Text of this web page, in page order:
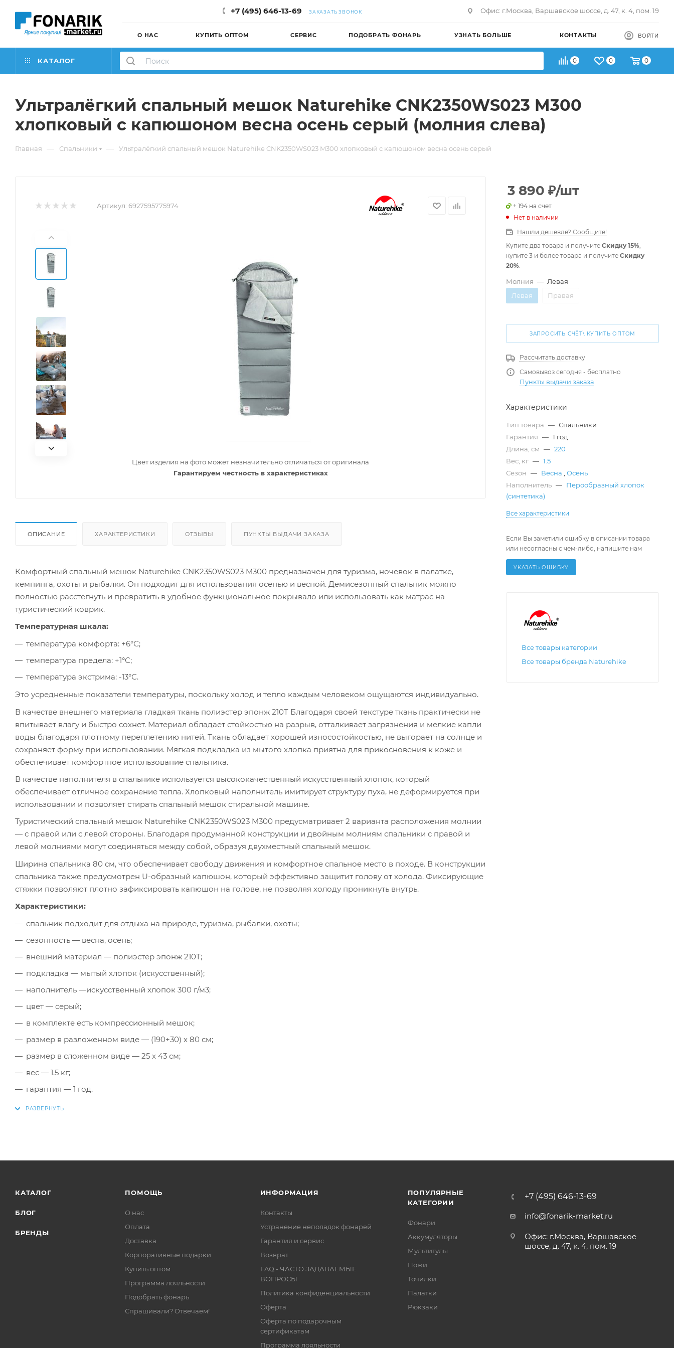
+7 (495) 646-13-69 ЗАКАЗАТЬ ЗВОНОК Офис: г.Москва, Варшавское шоссе, д. 47, к. 4, пом. 19
О НАС КУПИТЬ ОПТОМ СЕРВИС ПОДОБРАТЬ ФОНАРЬ УЗНАТЬ БОЛЬШЕ КОНТАКТЫ ВОЙТИ
КАТАЛОГ 0 0 0
Ультралёгкий спальный мешок Naturehike CNK2350WS023 M300
хлопковый с капюшоном весна осень серый (молния слева)
Главная — Спальники — Ультралёгкий спальный мешок Naturehike CNK2350WS023 M300 хлопковый с капюшоном весна осень серый
Артикул: 6927595775974
Цвет изделия на фото может незначительно отличаться от оригинала
Гарантируем честность в характеристиках
ОПИСАНИЕ ХАРАКТЕРИСТИКИ ОТЗЫВЫ ПУНКТЫ ВЫДАЧИ ЗАКАЗА
Комфортный спальный мешок Naturehike CNK2350WS023 M300 предназначен для туризма, ночевок в палатке,
кемпинга, охоты и рыбалки. Он подходит для использования осенью и весной. Демисезонный спальник можно
полностью расстегнуть и превратить в удобное функциональное покрывало или использовать как матрас на
туристический коврик.
Температурная шкала:
температура комфорта: +6°С;
температура предела: +1°С;
температура экстрима: -13°С.
Это усредненные показатели температуры, поскольку холод и тепло каждым человеком ощущаются индивидуально.
В качестве внешнего материала гладкая ткань полиэстер эпонж 210T Благодаря своей текстуре ткань практически не
впитывает влагу и быстро сохнет. Материал обладает стойкостью на разрыв, отталкивает загрязнения и мелкие капли
воды благодаря плотному переплетению нитей. Ткань обладает хорошей износостойкостью, не выгорает на солнце и
сохраняет форму при использовании. Мягкая подкладка из мытого хлопка приятна для прикосновения к коже и
обеспечивает комфортное использование спальника.
В качестве наполнителя в спальнике используется высококачественный искусственный хлопок, который
обеспечивает отличное сохранение тепла. Хлопковый наполнитель имитирует структуру пуха, не деформируется при
использовании и позволяет стирать спальный мешок стиральной машине.
Туристический спальный мешок Naturehike CNK2350WS023 M300 предусматривает 2 варианта расположения молнии
— с правой или с левой стороны. Благодаря продуманной конструкции и двойным молниям спальники с правой и
левой молниями могут соединяться между собой, образуя двухместный спальный мешок.
Ширина спальника 80 см, что обеспечивает свободу движения и комфортное спальное место в походе. В конструкции
спальника также предусмотрен U-образный капюшон, который эффективно защитит голову от холода. Фиксирующие
стяжки позволяют плотно зафиксировать капюшон на голове, не позволяя холоду проникнуть внутрь.
Характеристики:
спальник подходит для отдыха на природе, туризма, рыбалки, охоты;
сезонность — весна, осень;
внешний материал — полиэстер эпонж 210T;
подкладка — мытый хлопок (искусственный);
наполнитель —искусственный хлопок 300 г/м3;
цвет — серый;
в комплекте есть компрессионный мешок;
размер в разложенном виде — (190+30) x 80 см;
размер в сложенном виде — 25 x 43 см;
вес — 1.5 кг;
гарантия — 1 год.
3 890 ₽/шт
+ 194 на счет
Нет в наличии
Нашли дешевле? Сообщите!
Купите два товара и получите Скидку 15%
купите 3 и более товара и получите Скидку
20%
Молния — Левая
Левая
Правая
ЗАПРОСИТЬ СЧЁТ\ КУПИТЬ ОПТОМ
Рассчитать доставку
Самовывоз сегодня - бесплатно
Пункты выдачи заказа
Характеристики
Тип товара — Спальники
Гарантия — 1 год
Длина, см — 220
Вес, кг — 1.5
Сезон — Весна
Осень
Наполнитель — Перообразный хлопок
(синтетика)
Все характеристики
Если Вы заметили ошибку в описании товара
или несогласны с чем-либо, напишите нам
УКАЗАТЬ ОШИБКУ
Все товары категории
Все товары бренда Naturehike
КАТАЛОГ
БЛОГ
БРЕНДЫ
ПОМОЩЬ
О нас
Оплата
Доставка
Корпоративные подарки
Купить оптом
Программа лояльности
Подобрать фонарь
Спрашивали? Отвечаем!
ИНФОРМАЦИЯ
Контакты
Устранение неполадок фонарей
Гарантия и сервис
Возврат
FAQ - ЧАСТО ЗАДАВАЕМЫЕ
ВОПРОСЫ
Политика конфиденциальности
Оферта
Оферта по подарочным
сертификатам
Программа лояльности
ПОПУЛЯРНЫЕ
КАТЕГОРИИ
Фонари
Аккумуляторы
Мультитулы
Ножи
Точилки
Палатки
Рюкзаки
+7 (495) 646-13-69
info@fonarik-market.ru
Офис: г.Москва, Варшавское
шоссе, д. 47, к. 4, пом. 19